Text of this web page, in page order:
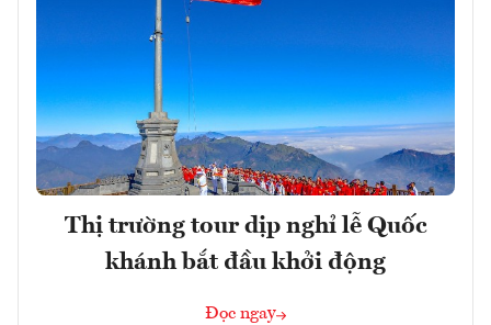
Thị trường tour dịp nghỉ lễ Quốc
khánh bắt đầu khởi động
Đọc ngay